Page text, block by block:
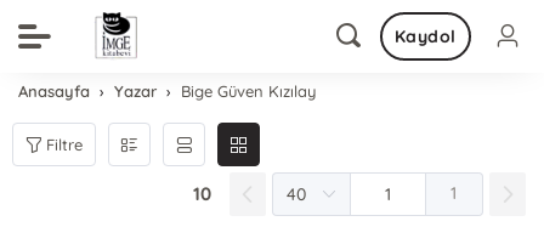
Kaydol
Anasayfa Yazar Bige Güven Kızılay
Filtre
10 1